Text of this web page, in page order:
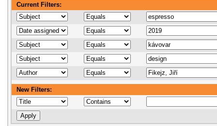
Current Filters:
New Filters: